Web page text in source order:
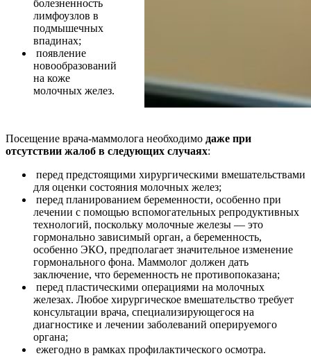
болезненность
лимфоузлов в
подмышечных
впадинах;
появление
новообразований
на коже
молочных желез.
Посещение врача-маммолога необходимо даже при
отсутствии жалоб в следующих случаях:
перед предстоящими хирургическими вмешательствами
для оценки состояния молочных желез;
перед планированием беременности, особенно при
лечении с помощью вспомогательных репродуктивных
технологий, поскольку молочные железы — это
гормонально зависимый орган, а беременность,
особенно ЭКО, предполагает значительное изменение
гормонального фона. Маммолог должен дать
заключение, что беременность не противопоказана;
перед пластическими операциями на молочных
железах. Любое хирургическое вмешательство требует
консультации врача, специализирующегося на
диагностике и лечении заболеваний оперируемого
органа;
ежегодно в рамках профилактического осмотра.